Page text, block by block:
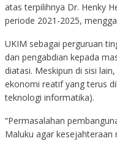
atas terpilihnya Dr. Henky
periode 2021-2025,
UKIM sebagai perguruan
dan pengabdian kepada
diatasi. Meskipun di sisi
ekonomi reatif yang terus
teknologi informatika).
“Permasalahan
Maluku agar